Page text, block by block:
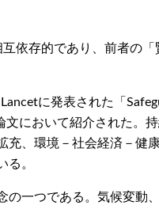
依存的であり、前者の
に発表された「
において紹介された。
、環境－社会経済－健
る。
一つである。気候変動